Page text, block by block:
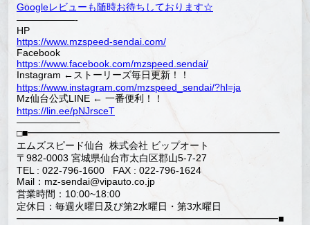
Googleレビューも随時お待ちしております☆
——————-
HP
https://www.mzspeed-sendai.com/
Facebook
https://www.facebook.com/mzspeed.sendai/
Instagram ←ストーリーズ毎日更新！！
https://www.instagram.com/mzspeed_sendai/?hl=ja
Mz仙台公式LINE ← 一番便利！！
https://lin.ee/pNJrsceT
——————–
□■━━━━━━━━━━━━━━━━━━━━━━━━━━
エムズスピード仙台 株式会社 ビップオート
〒982-0003 宮城県仙台市太白区郡山5-7-27
TEL : 022-796-1600 FAX : 022-796-1624
Mail：mz-sendai@vipauto.co.jp
営業時間：10:00~18:00
定休日：毎週火曜日及び第2水曜日・第3水曜日
━━━━━━━━━━━━━━━━━━━━━━━━━━━■